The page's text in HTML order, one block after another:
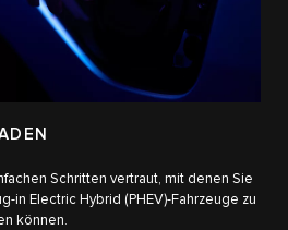
Schritten vertraut, mit denen Sie
in Electric Hybrid (PHEV)-Fahrzeuge zu
können.